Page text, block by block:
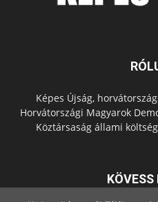
Képes Újság,
Horvátországi Magyarok
Köztársaság állami